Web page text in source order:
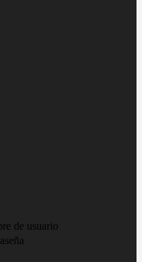
de usuario